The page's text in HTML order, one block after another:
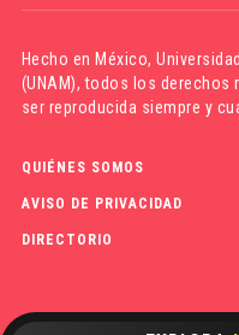
Hecho en México,
(UNAM), todos los derechos
ser reproducida siempre y
QUIÉNES SOMOS
AVISO DE PRIVACIDAD
DIRECTORIO